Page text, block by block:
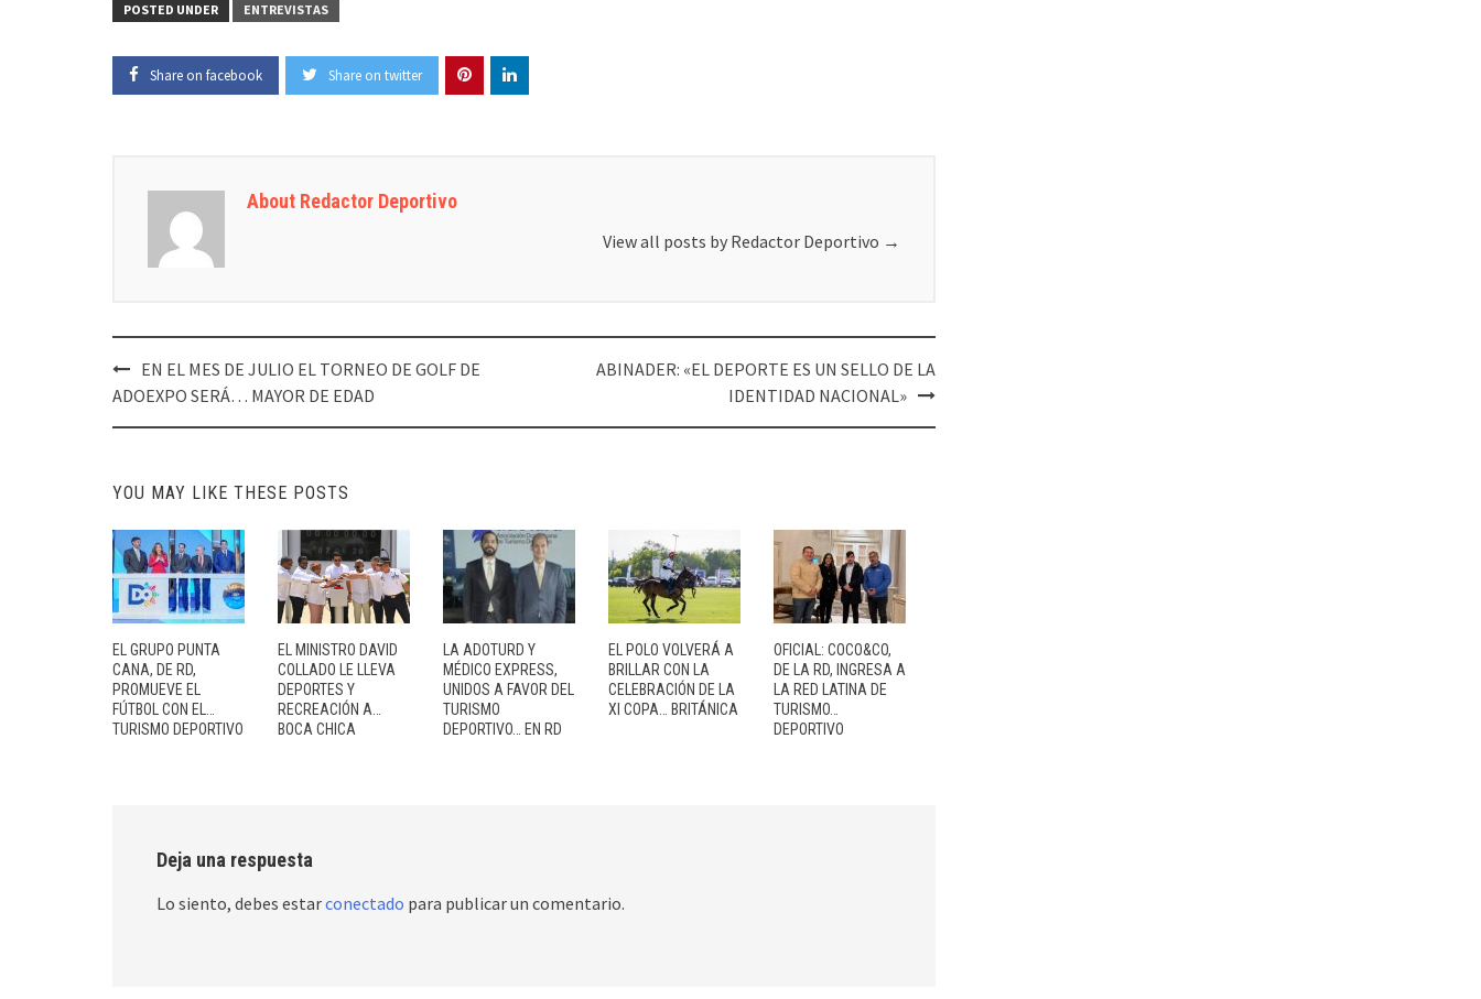
POSTED UNDER ENTREVISTAS
Share on facebook Share on twitter
About Redactor Deportivo
View all posts by Redactor Deportivo →
Post
navigation
EN EL MES DE JULIO EL TORNEO DE GOLF DE
ADOEXPO SERÁ… MAYOR DE EDAD
ABINADER: «EL DEPORTE ES UN SELLO DE LA
IDENTIDAD NACIONAL»
YOU MAY LIKE THESE POSTS
EL GRUPO PUNTA
CANA, DE RD,
PROMUEVE EL
FÚTBOL CON EL…
TURISMO DEPORTIVO
EL MINISTRO DAVID
COLLADO LE LLEVA
DEPORTES Y
RECREACIÓN A…
BOCA CHICA
LA ADOTURD Y
MÉDICO EXPRESS,
UNIDOS A FAVOR DEL
TURISMO
DEPORTIVO… EN RD
EL POLO VOLVERÁ A
BRILLAR CON LA
CELEBRACIÓN DE LA
XI COPA… BRITÁNICA
OFICIAL: COCO&CO,
DE LA RD, INGRESA A
LA RED LATINA DE
TURISMO…
DEPORTIVO
Deja una respuesta
Lo siento, debes estarconectado para publicar un comentario.